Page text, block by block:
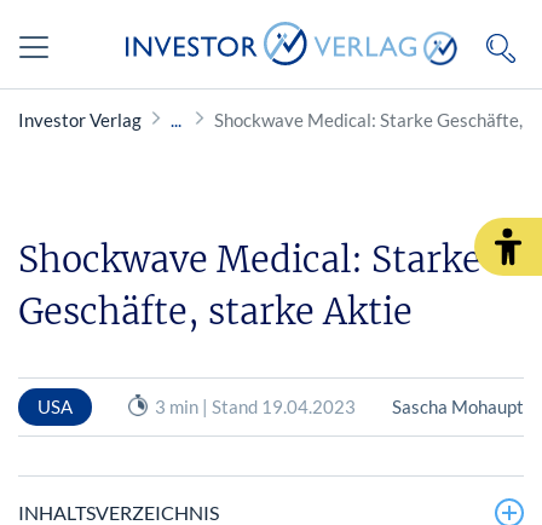
Investor Verlag Shockwave Medical: Starke Geschäfte,
Shockwave Medical: Starke
Geschäfte, starke Aktie
USA 3 min | Stand 19.04.2023 Sascha Mohaupt
INHALTSVERZEICHNIS